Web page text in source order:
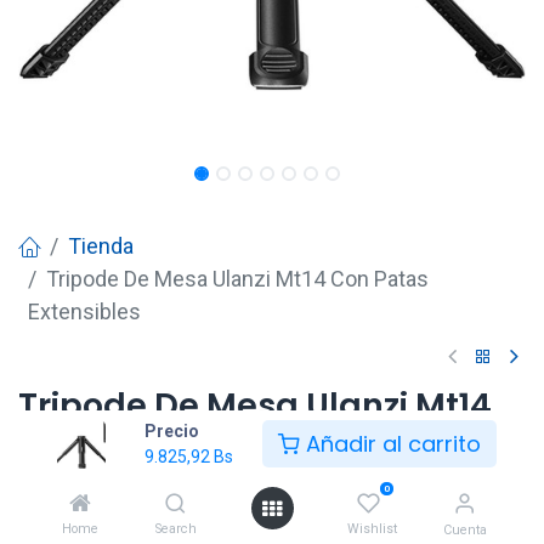
Precio
9.825,92 Bs Añadir al carrito
Home Search
0
Wishlist Cuenta
Tienda
Tripode De Mesa Ulanzi Mt14 Con Patas
Extensibles
Tripode De Mesa Ulanzi Mt14
Con Patas Extensibles
9.825,92 Bs